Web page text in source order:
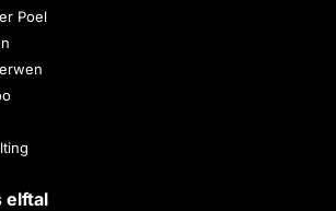
Poel
elftal